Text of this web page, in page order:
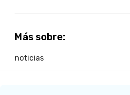
Más sobre:
noticias